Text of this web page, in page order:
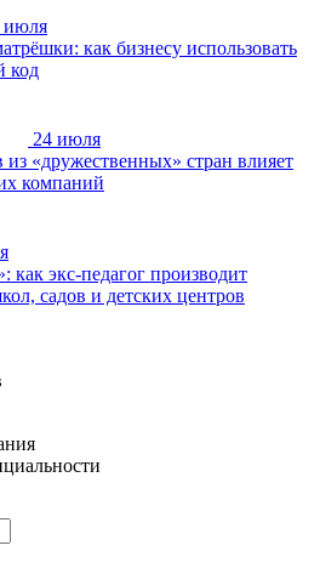
июля
как бизнесу использовать
код
24 июля
«дружественных» стран влияет
компаний
экс-педагог производит
садов и детских центров